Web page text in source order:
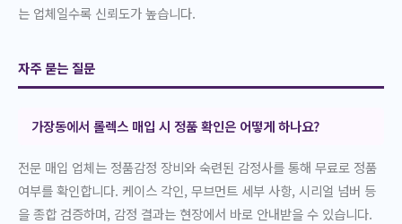
는 업체일수록 신뢰도가 높습니다.
자주 묻는 질문
가장동에서 롤렉스 매입 시 정품 확인은 어떻게 하나요?
전문 매입 업체는 정품감정 장비와 숙련된 감정사를 통해 무료로 정품
여부를 확인합니다. 케이스 각인, 무브먼트 세부 사항, 시리얼 넘버 등
을 종합 검증하며, 감정 결과는 현장에서 바로 안내받을 수 있습니다.